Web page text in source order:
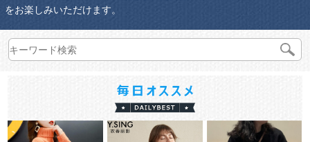
をお楽しみいただけます。